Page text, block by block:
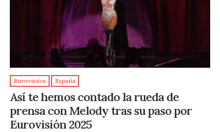
Eurovisión España
Así te hemos contado la rueda de
prensa con Melody tras su paso por
Eurovisión 2025